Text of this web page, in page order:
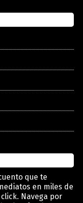
que te
en miles de
Navega por